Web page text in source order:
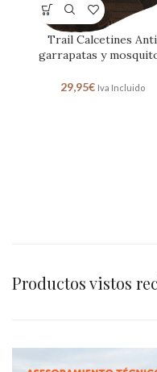
Trail Calcetines Anti
garrapatas y
29,95€ Iva Incluido
Productos vistos